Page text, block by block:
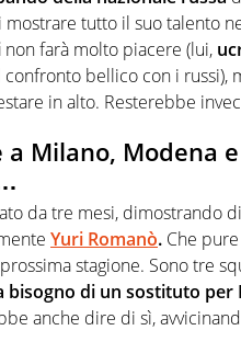
tutto il suo talento
non farà molto piacere (lui,
confronto bellico con i russi),
in alto. Resterebbe
a Milano, Modena
da tre mesi, dimostrando
Yuri Romanò. Che
stagione. Sono tre
bisogno di un sostituto per
anche dire di sì,